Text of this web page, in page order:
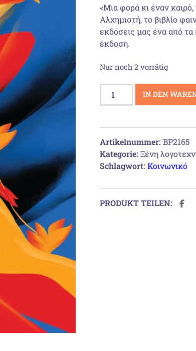
19,80
«Μια φορά κι έναν
Αλχημιστή, το βιβλίο
εκδόσεις μας ένα από
έκδοση.
Nur noch 2 vorrätig
Έντεκα
λεπτά
IN DEN
Artikelnummer: BP2165
Kategorie: Ξένη
Schlagwort: Κοινωνικό
PRODUKT TEILEN: